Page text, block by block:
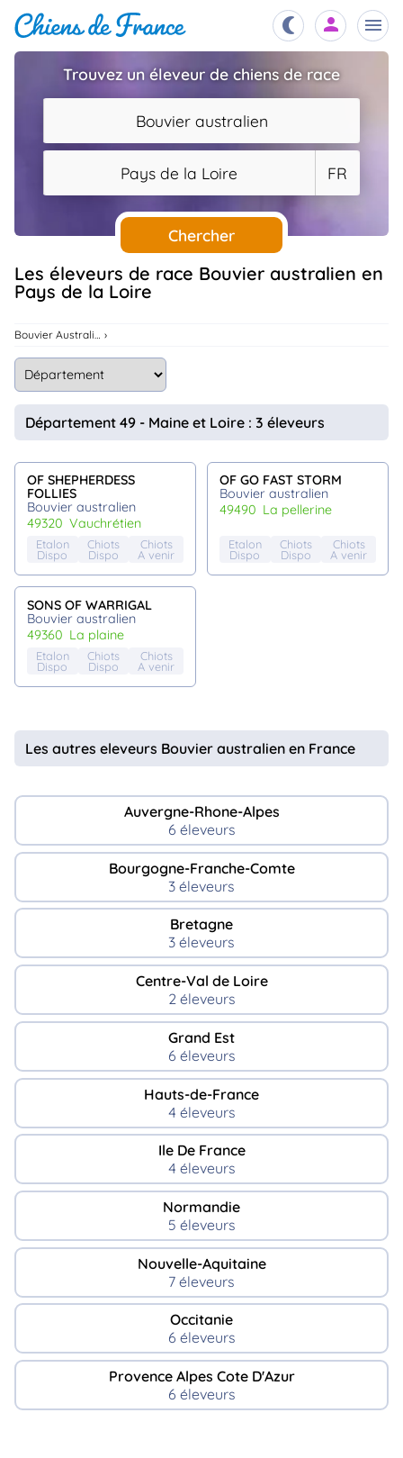
Chiots
Éleveurs
Étalons
Chiens
Services
..
Assurances
Connexion
Trouvez un éleveur de chiens de race
Bouvier australien
Pays de la Loire FR
Chercher
Les éleveurs de race Bouvier australien en
Pays de la Loire
Bouvier Australien
Département 49 - Maine et Loire : 3 éleveurs
OF SHEPHERDESS
FOLLIES
Bouvier australien
49320
vauchrétien
Etalon
Dispo
Chiots
Dispo
Chiots
A venir
OF GO FAST STORM
Bouvier australien
49490
la pellerine
Etalon
Dispo
Chiots
Dispo
Chiots
A venir
SONS OF WARRIGAL
Bouvier australien
49360
la plaine
Etalon
Dispo
Chiots
Dispo
Chiots
A venir
Les autres eleveurs Bouvier australien en France
Auvergne-Rhone-Alpes
6 éleveurs
Bourgogne-Franche-Comte
3 éleveurs
Bretagne
3 éleveurs
Centre-Val de Loire
2 éleveurs
Grand Est
6 éleveurs
Hauts-de-France
4 éleveurs
Ile De France
4 éleveurs
Normandie
5 éleveurs
Nouvelle-Aquitaine
7 éleveurs
Occitanie
6 éleveurs
Provence Alpes Cote D'Azur
6 éleveurs